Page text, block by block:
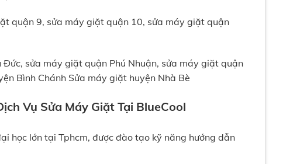
quận 9, sửa máy giặt quận 10, sửa máy giặt quận
sửa máy giặt quận Phú Nhuận, sửa máy giặt quận
Bình Chánh Sửa máy giặt huyện Nhà Bè
Vụ Sửa Máy Giặt Tại BlueCool
học lớn tại Tphcm, được đào tạo kỹ năng hướng dẫn